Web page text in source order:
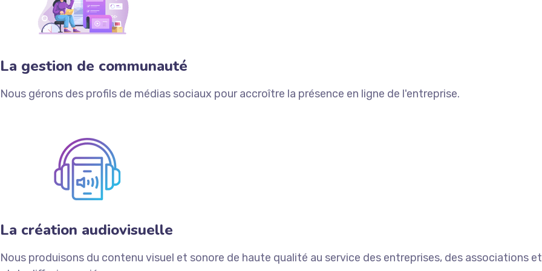
La gestion de communauté
Nous gérons des profils de médias sociaux pour accroître la présence en ligne de l'entreprise.
La création audiovisuelle
Nous produisons du contenu visuel et sonore de haute qualité au service des entreprises, des associations